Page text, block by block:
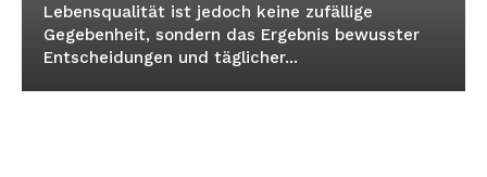
Lebensqualität ist jedoch keine zufällige
Gegebenheit, sondern das Ergebnis bewusster
Entscheidungen und täglicher...